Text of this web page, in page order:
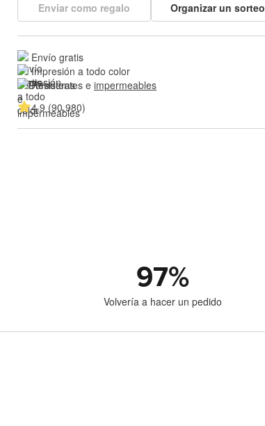
Enviar como regalo Organizar un sorteo
Envío gratis
Impresión a todo color
Resistentes e impermeables
4.9 (90,980)
97%
Volvería a hacer un pedido